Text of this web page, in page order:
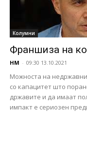
Колумни
Франшиза на
НМ - 09:30 13.10.2021
Можноста на
со капацитет што
државите и да имаат
импакт е сериозен